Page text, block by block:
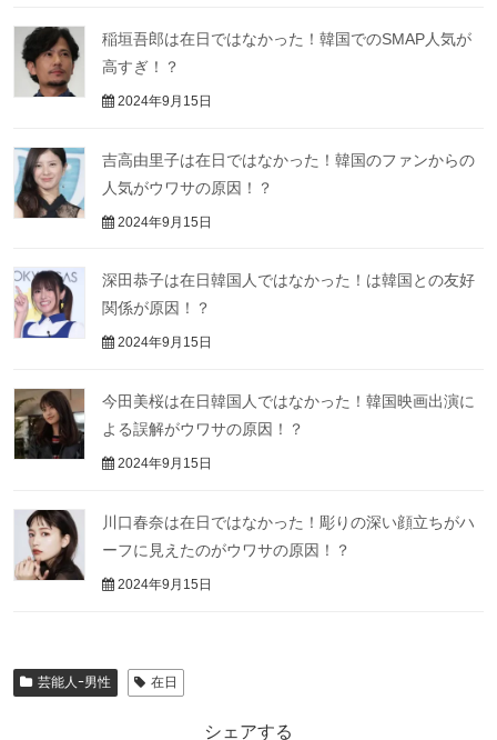
稲垣吾郎は在日ではなかった！韓国でのSMAP人気が
高すぎ！？
2024年9月15日
吉高由里子は在日ではなかった！韓国のファンからの
人気がウワサの原因！？
2024年9月15日
深田恭子は在日韓国人ではなかった！は韓国との友好
関係が原因！？
2024年9月15日
今田美桜は在日韓国人ではなかった！韓国映画出演に
よる誤解がウワサの原因！？
2024年9月15日
川口春奈は在日ではなかった！彫りの深い顔立ちがハ
ーフに見えたのがウワサの原因！？
2024年9月15日
芸能人ｰ男性 在日
シェアする